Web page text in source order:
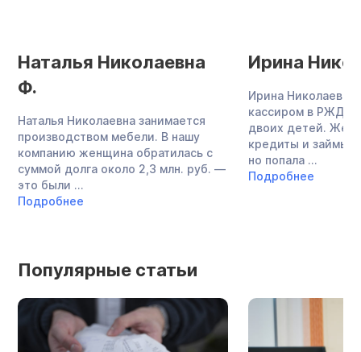
Наталья Николаевна
Ф.
Наталья Николаевна занимается
производством мебели. В нашу
компанию женщина обратилась с
суммой долга около 2,3 млн. руб. —
это были ...
Подробнее
Ирина
Ирина Николаевна
кассиром в РЖД,
двоих детей.
кредиты и займы
но попала ...
Подробнее
Популярные статьи